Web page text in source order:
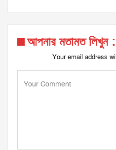
আপনার মতামত লিখুন :
Your email address